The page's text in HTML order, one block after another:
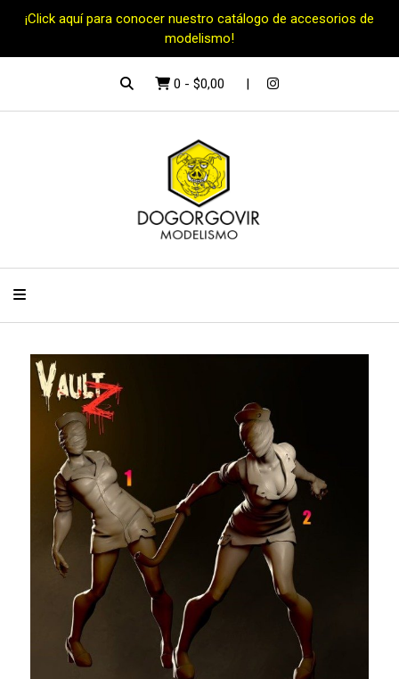
¡Click aquí para conocer nuestro catálogo de accesorios de
modelismo!
0 - $0,00